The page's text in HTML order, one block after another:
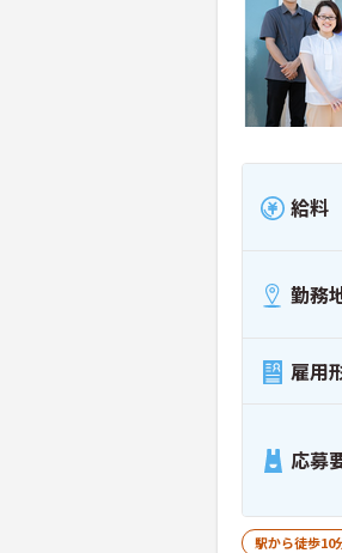
給料
勤務
雇用
応募
駅から徒歩10